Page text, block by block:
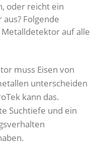
oder reicht ein
Folgende
auf alle
muss Eisen von
unterscheiden
kann das.
Suchtiefe und ein